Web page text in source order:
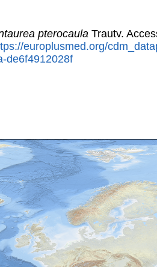
pterocaula Trautv.
europlusmed.org/
de6f4912028f